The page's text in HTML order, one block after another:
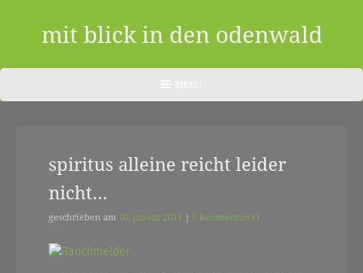
mit blick in den odenwald
blog
dem
odenwald
zwischendurch
spiritus alleine reicht leider
nicht…
geschrieben am 10. januar 2011 | 5 kommentar(e)